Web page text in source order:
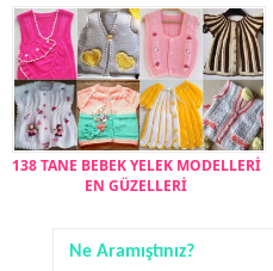
138 TANE BEBEK YELEK MODELLERİ
EN GÜZELLERİ